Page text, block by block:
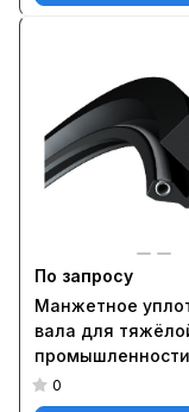
По запросу
Манжетное
вала для
промышленности
529319
0